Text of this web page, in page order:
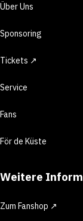
Über Uns
Sponsoring
Tickets ↗
Service
Fans
För de Küste
Weitere
Zum Fanshop ↗